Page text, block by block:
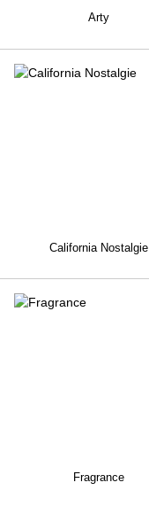
Arty
California Nostalgie
Fragrance